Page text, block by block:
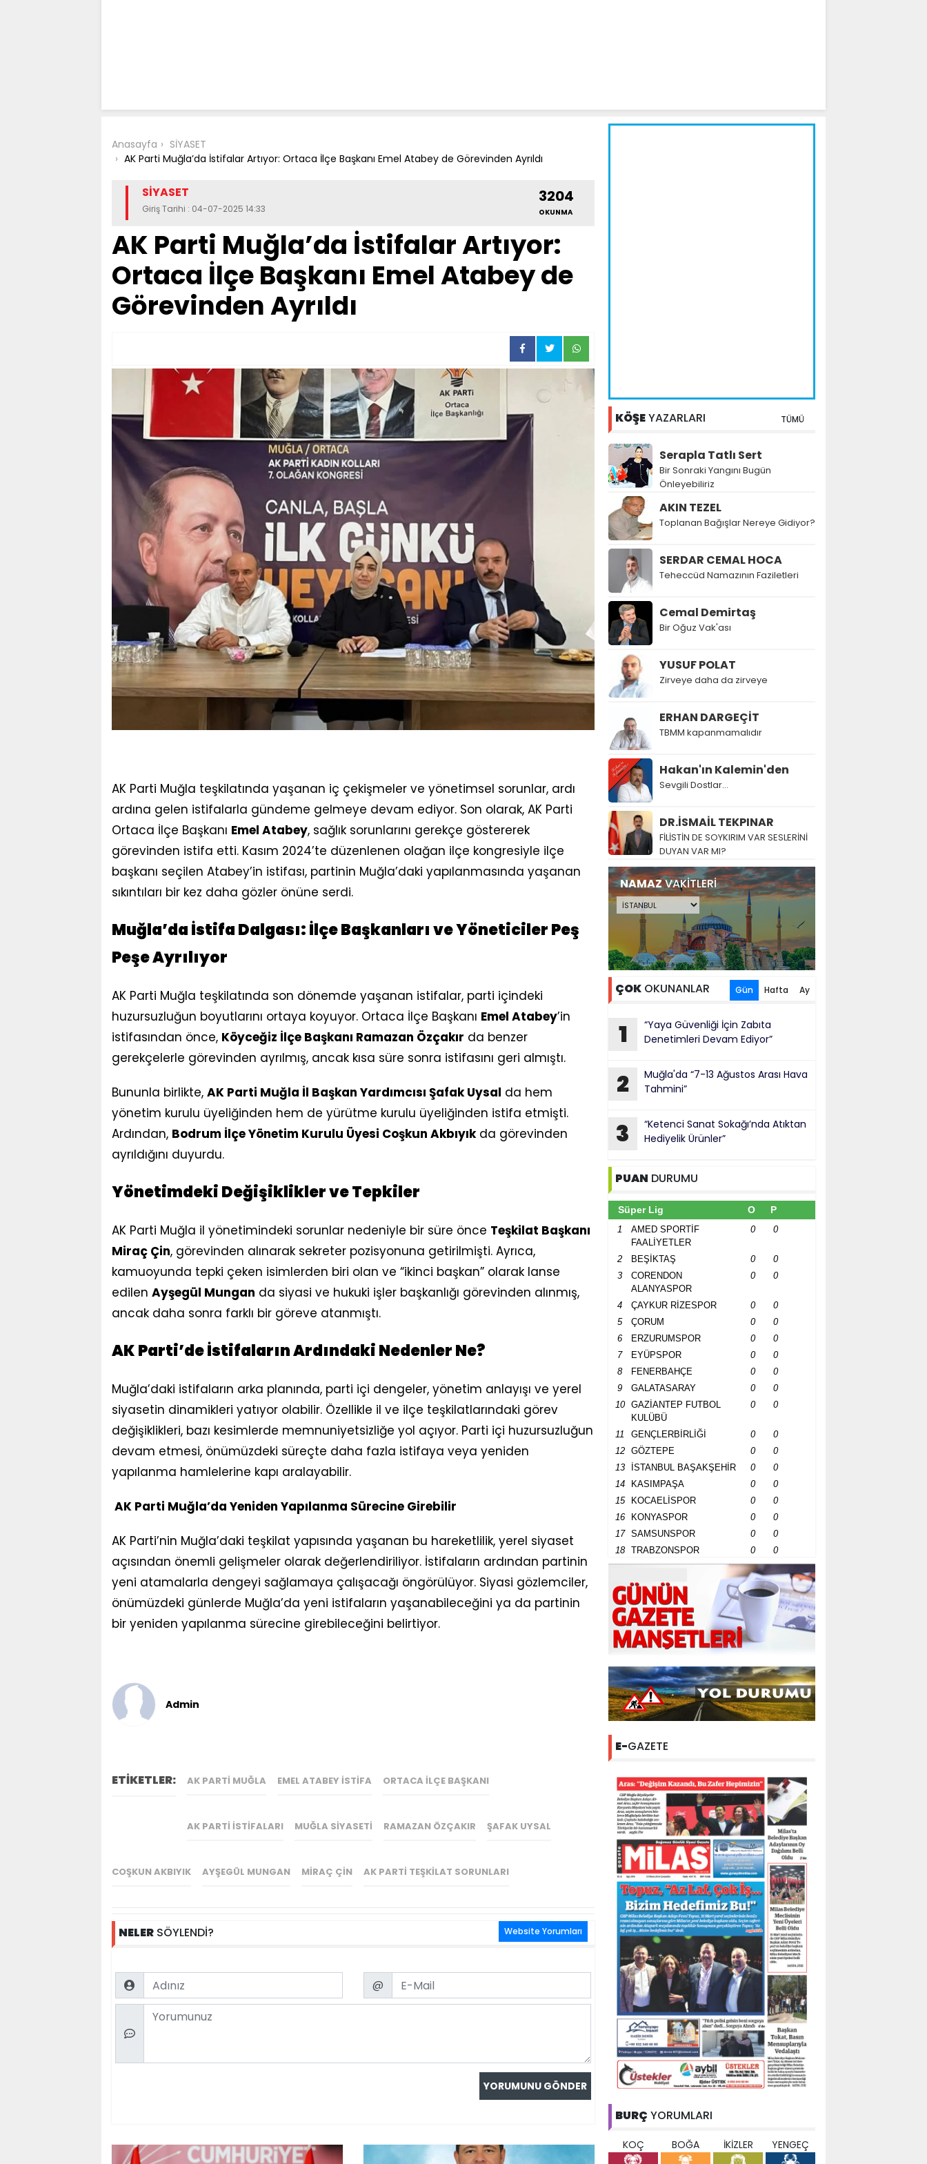
Anasayfa
SİYASET
AK Parti Muğla’da İstifalar Artıyor: Ortaca İlçe Başkanı Emel Atabey de Görevinden Ayrıldı
SİYASET
Giriş Tarihi : 04-07-2025 14:33
3204
OKUNMA
AK Parti Muğla’da İstifalar Artıyor:
Ortaca İlçe Başkanı Emel Atabey de
Görevinden Ayrıldı
AK Parti Muğla teşkilatında yaşanan iç çekişmeler ve yönetimsel sorunlar, ardı
ardına gelen istifalarla gündeme gelmeye devam ediyor. Son olarak, AK Parti
Ortaca İlçe Başkanı Emel Atabey, sağlık sorunlarını gerekçe göstererek
görevinden istifa etti. Kasım 2024’te düzenlenen olağan ilçe kongresiyle ilçe
başkanı seçilen Atabey’in istifası, partinin Muğla’daki yapılanmasında yaşanan
sıkıntıları bir kez daha gözler önüne serdi.
Muğla’da İstifa Dalgası: İlçe Başkanları ve Yöneticiler Peş
Peşe Ayrılıyor
AK Parti Muğla teşkilatında son dönemde yaşanan istifalar, parti içindeki
huzursuzluğun boyutlarını ortaya koyuyor. Ortaca İlçe Başkanı Emel Atabey’in
istifasından önce, Köyceğiz İlçe Başkanı Ramazan Özçakır da benzer
gerekçelerle görevinden ayrılmış, ancak kısa süre sonra istifasını geri almıştı.
Bununla birlikte, AK Parti Muğla İl Başkan Yardımcısı Şafak Uysal da hem
yönetim kurulu üyeliğinden hem de yürütme kurulu üyeliğinden istifa etmişti.
Ardından, Bodrum İlçe Yönetim Kurulu Üyesi Coşkun Akbıyıkda görevinden
ayrıldığını duyurdu.
Yönetimdeki Değişiklikler ve Tepkiler
AK Parti Muğla il yönetimindeki sorunlar nedeniyle bir süre önce Teşkilat Başkanı
Miraç Çin, görevinden alınarak sekreter pozisyonuna getirilmişti. Ayrıca,
kamuoyunda tepki çeken isimlerden biri olan ve “ikinci başkan” olarak lanse
edilen Ayşegül Mungan da siyasi ve hukuki işler başkanlığı görevinden alınmış,
ancak daha sonra farklı bir göreve atanmıştı.
AK Parti’de İstifaların Ardındaki Nedenler Ne?
Muğla’daki istifaların arka planında, parti içi dengeler, yönetim anlayışı ve yerel
siyasetin dinamikleri yatıyor olabilir. Özellikle il ve ilçe teşkilatlarındaki görev
değişiklikleri, bazı kesimlerde memnuniyetsizliğe yol açıyor. Parti içi huzursuzluğun
devam etmesi, önümüzdeki süreçte daha fazla istifaya veya yeniden
yapılanma hamlelerine kapı aralayabilir.
AK Parti Muğla’da Yeniden Yapılanma Sürecine Girebilir
AK Parti’nin Muğla’daki teşkilat yapısında yaşanan bu hareketlilik, yerel siyaset
açısından önemli gelişmeler olarak değerlendiriliyor. İstifaların ardından partinin
yeni atamalarla dengeyi sağlamaya çalışacağı öngörülüyor. Siyasi gözlemciler,
önümüzdeki günlerde Muğla’da yeni istifaların yaşanabileceğini ya da partinin
bir yeniden yapılanma sürecine girebileceğini belirtiyor.
Admin
ETİKETLER: AK PARTI MUĞLA EMEL ATABEY ISTIFA ORTACA İLÇE BAŞKANI
AK PARTI ISTIFALARI MUĞLA SIYASETI RAMAZAN ÖZÇAKIR ŞAFAK UYSAL
COŞKUN AKBIYIK AYŞEGÜL MUNGAN MIRAÇ ÇIN AK PARTI TEŞKILAT SORUNLARI
NELER SÖYLENDİ? Website Yorumları
Name Email
@
Comment
KÖŞEYAZARLARI TÜMÜ
Serapla Tatlı Sert
Bir Sonraki Yangını Bugün
Önleyebiliriz
AKIN TEZEL
Toplanan Bağışlar Nereye Gidiyor?
SERDAR CEMAL HOCA
Teheccüd Namazının Faziletleri
Cemal Demirtaş
Bir Oğuz Vak'ası
YUSUF POLAT
Zirveye daha da zirveye
ERHAN DARGEÇİT
TBMM kapanmamalıdır
Hakan'ın Kalemin'den
Sevgili Dostlar...
DR.İSMAİL TEKPINAR
FİLİSTİN DE SOYKIRIM VAR SESLERİNİ
DUYAN VAR MI?
NAMAZVAKİTLERİ
ÇOK OKUNANLAR Gün Hafta Ay
1
“Yaya Güvenliği İçin Zabıta
Denetimleri Devam Ediyor”
2
Muğla'da “7-13 Ağustos Arası Hava
Tahmini”
3
“Ketenci Sanat Sokağı’nda Atıktan
Hediyelik Ürünler”
PUAN DURUMU
Süper Lig O P
1
AMED SPORTİF
FAALİYETLER
0 0
2 BEŞİKTAŞ 0
0
3
CORENDON
ALANYASPOR
0 0
4 ÇAYKUR RİZESPOR 0
0
5
ÇORUM 0
0
6
ERZURUMSPOR 0
0
7
EYÜPSPOR 0
0
8
FENERBAHÇE 0
0
9
GALATASARAY 0
0
10
GAZİANTEP FUTBOL
KULÜBÜ
0 0
11 GENÇLERBİRLİĞİ 0
0
12
GÖZTEPE 0
0
13
İSTANBUL BAŞAKŞEHİR 0
0
14
KASIMPAŞA 0
0
15
KOCAELİSPOR 0
0
16
KONYASPOR 0
0
17
SAMSUNSPOR 0
0
18
TRABZONSPOR 0 0
E-GAZETE
BURÇ YORUMLARI
KOÇ BOĞA İKİZLER YENGEÇ